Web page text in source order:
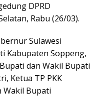
DPRD
Rabu (26/03).
Sulawesi
Kabupaten Soppeng,
dan Wakil Bupati
Ketua TP PKK
Wakil Bupati